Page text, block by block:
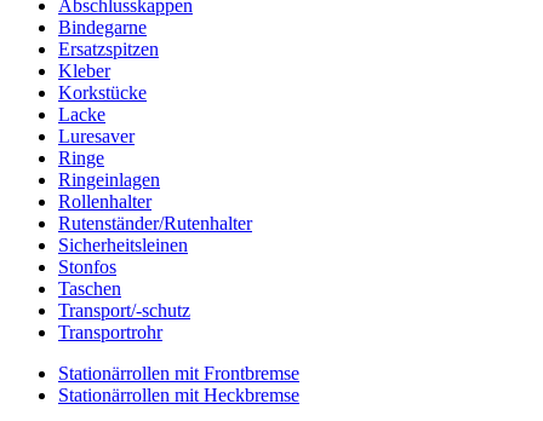
Abschlusskappen
Bindegarne
Ersatzspitzen
Kleber
Korkstücke
Lacke
Luresaver
Ringe
Ringeinlagen
Rollenhalter
Rutenständer/Rutenhalter
Sicherheitsleinen
Stonfos
Taschen
Transport/-schutz
Transportrohr
Stationärrollen mit Frontbremse
Stationärrollen mit Heckbremse